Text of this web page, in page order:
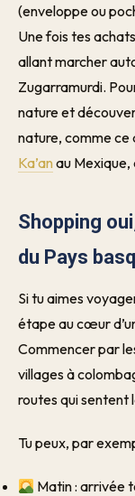
(enveloppe ou
Une fois tes
allant marcher
Zugarramurdi.
nature et
nature, comme ce
Ka’an au Mexique,
Shopping
du Pays
Si tu aimes
étape au cœur
Commencer par
villages à
routes qui sentent
Tu peux, par
Matin : arrivée